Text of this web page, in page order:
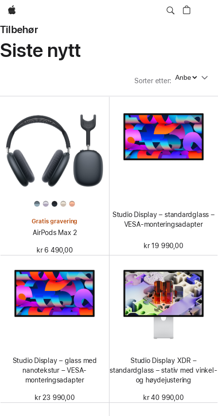
Apple
Tilbehør
Siste nytt
Sorter etter: Sorter etter
Gratis gravering
AirPods Max 2
kr 6 490,00
Studio Display – standardglass –
VESA-monteringsadapter
kr 19 990,00
Studio Display – glass med
nanotekstur – VESA-
monteringsadapter
kr 23 990,00
Studio Display XDR –
standardglass – stativ med vinkel-
og høydejustering
kr 40 990,00